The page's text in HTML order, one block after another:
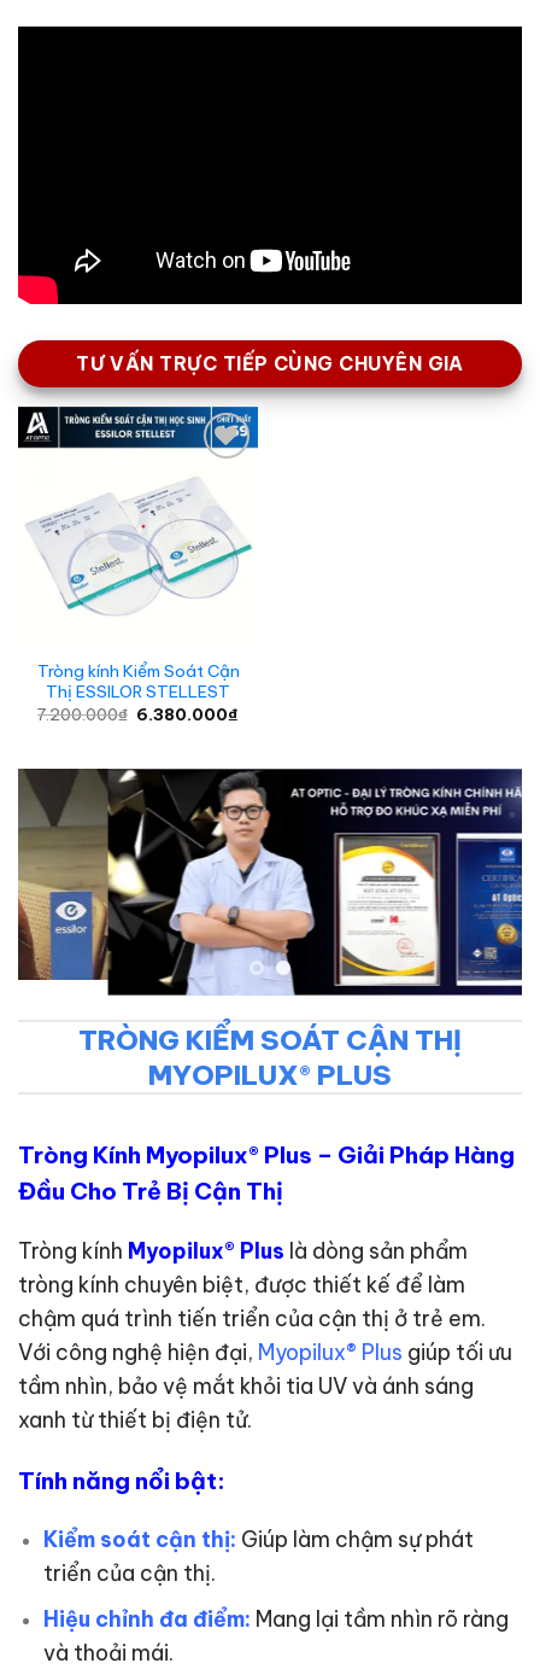
TƯ VẤN TRỰC TIẾP CÙNG CHUYÊN GIA
Add to
wishlist
Tròng kính Kiểm Soát Cận
Thị ESSILOR STELLEST
7.200.000₫ Giá
6.380.000₫
6.380.000₫.
TRÒNG KIỂM SOÁT CẬN THỊ
MYOPILUX® PLUS
Tròng Kính Myopilux® Plus – Giải Pháp Hàng
Đầu Cho Trẻ Bị Cận Thị
Tròng kính Myopilux® Plus là dòng sản phẩm
tròng kính chuyên biệt, được thiết kế để làm
chậm quá trình tiến triển của cận thị ở trẻ em.
Với công nghệ hiện đại, Myopilux® Plus giúp tối ưu
tầm nhìn, bảo vệ mắt khỏi tia UV và ánh sáng
xanh từ thiết bị điện tử.
Tính năng nổi bật:
Kiểm soát cận thị: Giúp làm chậm sự phát
triển của cận thị.
Hiệu chỉnh đa điểm: Mang lại tầm nhìn rõ ràng
và thoải mái.